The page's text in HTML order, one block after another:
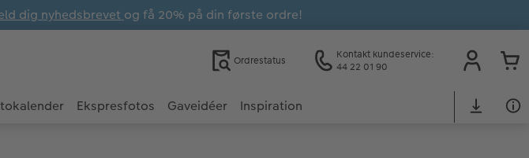
dig nyhedsbrevet og få 20% på din første ordre!
Ordrestatus
Kontakt kundeservice:
44 22 01 90
Ekspresfotos Gaveidéer Inspiration